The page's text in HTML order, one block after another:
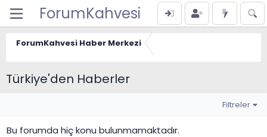
ForumKahvesi
ForumKahvesi Haber Merkezi
Türkiye'den Haberler
Filtreler
Bu forumda hiç konu bulunmamaktadır.